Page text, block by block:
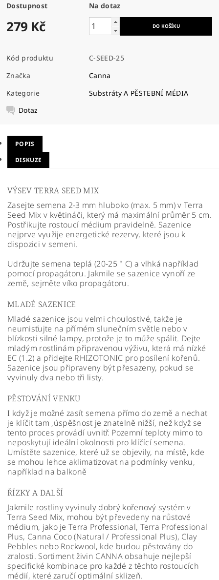
Dostupnost Na dotaz
279 Kč
Kód produktu
C-SEED-25
Značka
Canna
Kategorie
Substráty A PĚSTEBNÍ MÉDIA
Dotaz
POPIS
DISKUZE
VÝSEV TERRA SEED MIX
Zasejte semena 2-3 mm hluboko (max. 5 mm) v Terra
Seed Mix v květináči, který má maximální průměr 5 cm.
Postřikujte rostoucí médium pravidelně. Sazenice
nejprve využije energetické rezervy, které jsou k
dispozici v semeni.
Udržujte semena teplá (20-25 ° C) a vlhká například
pomocí propagátoru. Jakmile se sazenice vynoří ze
země, sejměte víko propagátoru.
MLADÉ SAZENICE
Mladé sazenice jsou velmi choulostivé, takže je
neumisťujte na přímém slunečním světle nebo v
blízkosti silné lampy, protože je to může spálit. Dejte
mladým rostlinám připravenou výživu, která má nízké
EC (1.2) a přidejte RHIZOTONIC pro posílení kořenů.
Sazenice jsou připraveny být přesazeny, pokud se
vyvinuly dva nebo tři listy.
PĚSTOVÁNÍ VENKU
I když je možné zasít semena přímo do země a nechat
je klíčit tam ,úspěšnost je znatelně nižší, než když se
tento proces provádí uvnitř. Pozemní teploty mimo to
neposkytují ideální okolnosti pro klíčící semena.
Umístěte sazenice, které už se objevily, na místě, kde
se mohou lehce aklimatizovat na podmínky venku,
například na balkoně
ŘÍZKY A DALŠÍ
Jakmile rostliny vyvinuly dobrý kořenový systém v
Terra Seed Mix, mohou být převedeny na růstové
médium, jako je Terra Professional, Terra Professional
Plus, Canna Coco (Natural / Professional Plus), Clay
Pebbles nebo Rockwool, kde budou pěstovány do
zralosti. Sortiment živin CANNA obsahuje nejlepší
specifické kombinace pro každé z těchto rostoucích
médií, které zaručí optimální sklizeň.